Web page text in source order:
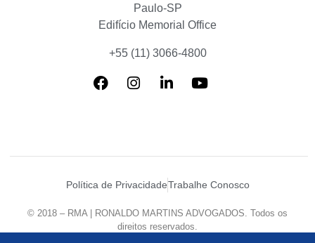
Paulo-SP
Edifício Memorial Office
+55 (11) 3066-4800
© 2018 – RMA | RONALDO MARTINS ADVOGADOS. Todos os
direitos reservados.
Política de PrivacidadeTrabalhe Conosco